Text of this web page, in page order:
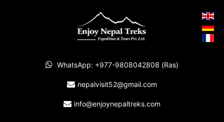
WhatsApp: +977-9808042808 (Ras)
nepalvisit52@gmail.com
info@enjoynepaltreks.com